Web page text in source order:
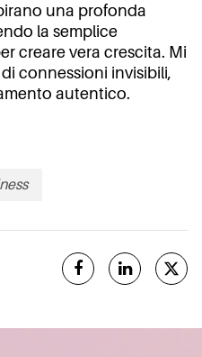
una profonda
la semplice
creare vera crescita. Mi
connessioni invisibili,
autentico.